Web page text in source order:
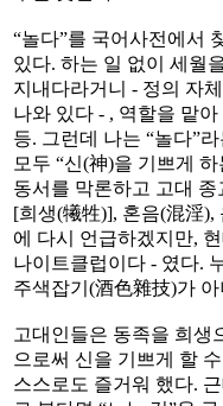
“놀다”를 국어사전에서
있다. 하는 일 없이 세월
지내다라거니 - 정의 자
나와 있다 - , 역할을 맡
등. 그런데 나는 “놀다”
모두 “신(神)을 기쁘게
동서를 막론하고 고대
[희생(犧牲)], 혼음(混淫),
에 다시 언급하겠지만,
나이트클럽이다 - 였다.
주색잡기(酒色雜技)가
고대인들은 동족을 희생
으로써 신을 기쁘게 할
스스로도 즐거워 했다.